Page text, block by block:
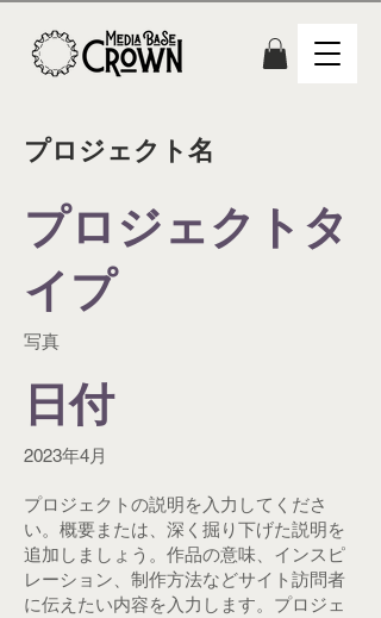
プロジェクト名
プロジェクトタ
イプ
写真
日付
2023年4月
プロジェクトの説明を入力してくださ
い。概要または、深く掘り下げた説明を
追加しましょう。作品の意味、インスピ
レーション、制作方法などサイト訪問者
に伝えたい内容を入力します。プロジェ